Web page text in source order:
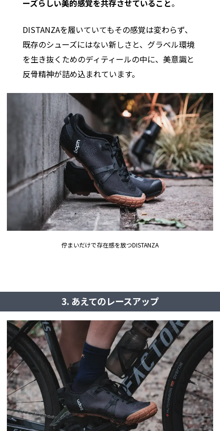
ーズらしい美的感覚を共存させていること。
DISTANZAを履いていてもその感覚は変わらず、
既存のシューズにはない新しさと、グラベル環境
を生き抜くためのディティールの中に、美意識と
反骨精神が詰め込まれています。
佇まいだけで存在感を放つDISTANZA
3. あえてのレースアップ